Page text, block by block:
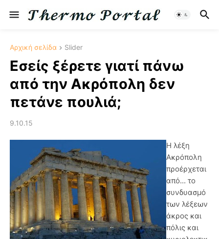
Αρχική σελίδα Slider
Εσείς ξέρετε γιατί πάνω
από την Ακρόπολη δεν
πετάνε πουλιά;
9.10.15
Η λέξη
Ακρόπολη
προέρχεται
από... το
συνδυασμό
των λέξεων
άκρος και
πόλις και